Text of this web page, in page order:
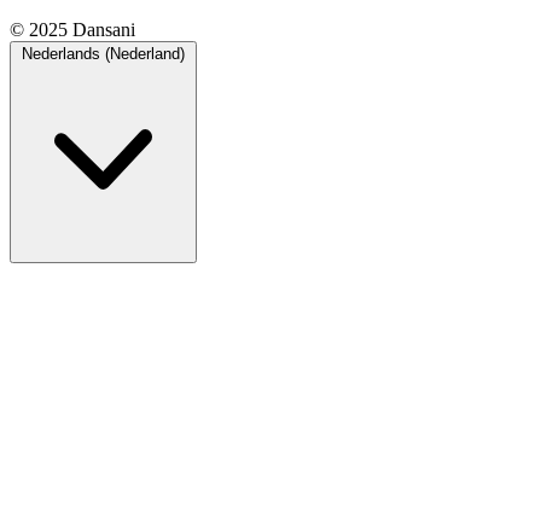
© 2025 Dansani
Nederlands (Nederland)